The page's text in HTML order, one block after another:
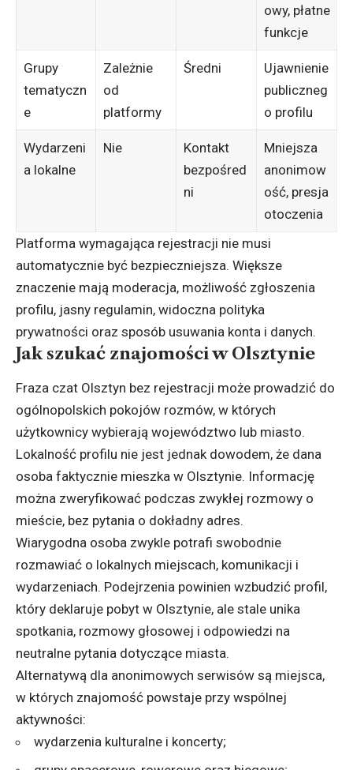
owy, płatne
funkcje
Grupy
tematyczn
e
Zależnie
od
platformy
Średni
Ujawnienie
publiczneg
o profilu
Wydarzeni
a lokalne
Nie
Kontakt
bezpośred
ni
Mniejsza
anonimow
ość, presja
otoczenia
Platforma wymagająca rejestracji nie musi
automatycznie być bezpieczniejsza. Większe
znaczenie mają moderacja, możliwość zgłoszenia
profilu, jasny regulamin, widoczna polityka
prywatności oraz sposób usuwania konta i danych.
Jak szukać znajomości w Olsztynie
Fraza czat Olsztyn bez rejestracji może prowadzić do
ogólnopolskich pokojów rozmów, w których
użytkownicy wybierają województwo lub miasto.
Lokalność profilu nie jest jednak dowodem, że dana
osoba faktycznie mieszka w Olsztynie. Informację
można zweryfikować podczas zwykłej rozmowy o
mieście, bez pytania o dokładny adres.
Wiarygodna osoba zwykle potrafi swobodnie
rozmawiać o lokalnych miejscach, komunikacji i
wydarzeniach. Podejrzenia powinien wzbudzić profil,
który deklaruje pobyt w Olsztynie, ale stale unika
spotkania, rozmowy głosowej i odpowiedzi na
neutralne pytania dotyczące miasta.
Alternatywą dla anonimowych serwisów są miejsca,
w których znajomość powstaje przy wspólnej
aktywności:
wydarzenia kulturalne i koncerty;